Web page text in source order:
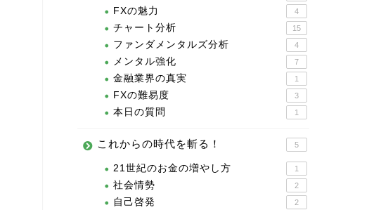
FXの魅力 4
チャート分析 15
ファンダメンタルズ分析 4
メンタル強化 7
金融業界の真実 1
FXの難易度 3
本日の質問 1
これからの時代を斬る！ 5
21世紀のお金の増やし方 1
社会情勢 2
自己啓発 2